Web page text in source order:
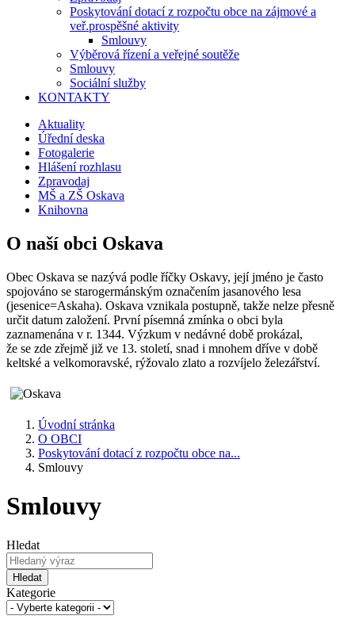
Poskytování dotací z rozpočtu obce na zájmové a
veř.prospěšné aktivity
Smlouvy
Výběrová řízení a veřejné soutěže
Smlouvy
Sociální služby
KONTAKTY
Aktuality
Úřední deska
Fotogalerie
Hlášení rozhlasu
Zpravodaj
MŠ a ZŠ Oskava
Knihovna
O naší obci Oskava
Obec Oskava se nazývá podle říčky Oskavy, její jméno je často
spojováno se starogermánským označením jasanového lesa
(jesenice=Askaha). Oskava vznikala postupně, takže nelze přesně
určit datum založení. První písemná zmínka o obci byla
zaznamenána v r. 1344. Výzkum v nedávné době prokázal,
že se zde zřejmě již ve 13. století, snad i mnohem dříve v době
keltské a velkomoravské, rýžovalo zlato a rozvíjelo železářství.
Úvodní stránka
O OBCI
Poskytování dotací z rozpočtu obce na...
Smlouvy
Smlouvy
Hledat
Hledat
Kategorie